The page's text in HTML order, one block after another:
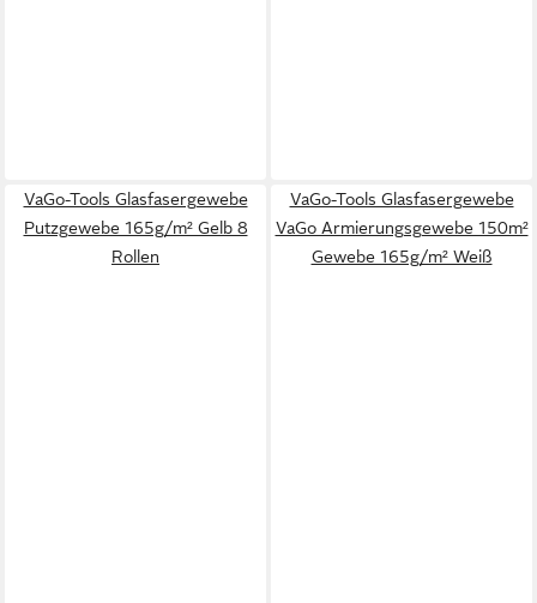
VaGo-Tools Glasfasergewebe
Putzgewebe 165g/m² Gelb 8
Rollen
VaGo-Tools Glasfasergewebe
VaGo Armierungsgewebe 150m²
Gewebe 165g/m² Weiß